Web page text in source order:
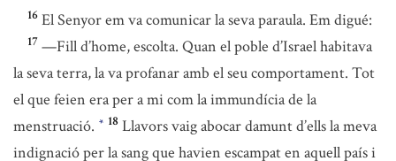
16 El Senyor em va comunicar la seva paraula. Em digué:
17 —Fill d’home, escolta. Quan el poble d’Israel habitava
la seva terra, la va profanar amb el seu comportament. Tot
el que feien era per a mi com la immundícia de la
menstruació. * 18 Llavors vaig abocar damunt d’ells la meva
indignació per la sang que havien escampat en aquell país i